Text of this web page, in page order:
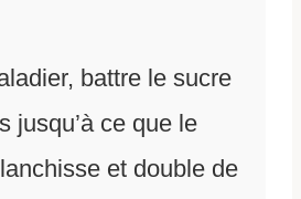
battre le sucre
jusqu’à ce que le
et double de